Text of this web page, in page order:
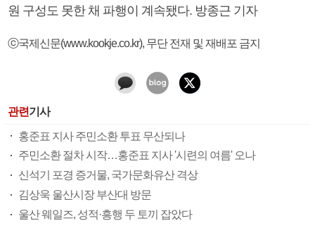
원 구성도 못한 채 파행이 계속됐다. 방종근 기자
ⓒ국제신문(www.kookje.co.kr), 무단 전재 및 재배포 금지
관련기사
홍준표 지사 주민소환 투표 무산되나
주민소환 절차 시작…홍준표 지사 '시련의 여름' 오나
신석기 포경 증거물, 국가문화유산 격상
김상욱 울산시장 부산대 방문
울산 웨일즈, 성적·흥행 두 토끼 잡았다